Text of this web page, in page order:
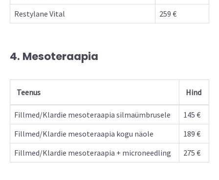
Restylane Vital
259 €
4. Mesoteraapia
Teenus Hind
Fillmed/Klardie mesoteraapia silmaümbrusele
145 €
Fillmed/Klardie mesoteraapia kogu näole
189 €
Fillmed/Klardie mesoteraapia + microneedling
275 €